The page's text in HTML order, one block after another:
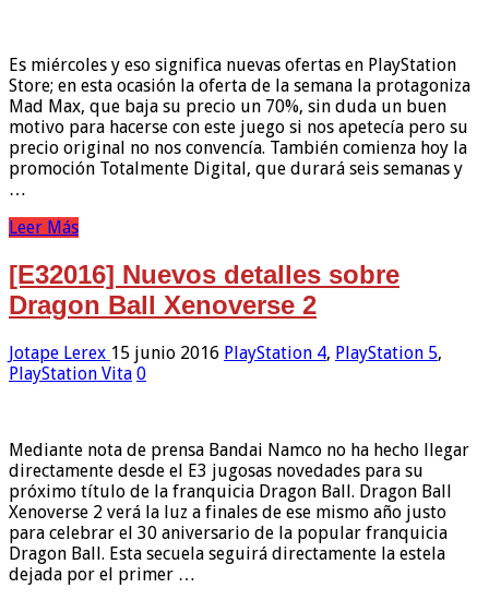
Es miércoles y eso significa nuevas ofertas en PlayStation
Store; en esta ocasión la oferta de la semana la protagoniza
Mad Max, que baja su precio un 70%, sin duda un buen
motivo para hacerse con este juego si nos apetecía pero su
precio original no nos convencía. También comienza hoy la
promoción Totalmente Digital, que durará seis semanas y
…
Leer Más
[E32016] Nuevos detalles sobre
Dragon Ball Xenoverse 2
Jotape Lerex 15 junio 2016 PlayStation 4, PlayStation 5,
PlayStation Vita 0
Mediante nota de prensa Bandai Namco no ha hecho llegar
directamente desde el E3 jugosas novedades para su
próximo título de la franquicia Dragon Ball. Dragon Ball
Xenoverse 2 verá la luz a finales de ese mismo año justo
para celebrar el 30 aniversario de la popular franquicia
Dragon Ball. Esta secuela seguirá directamente la estela
dejada por el primer …